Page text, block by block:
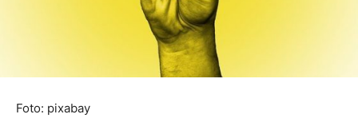
Foto: pixabay